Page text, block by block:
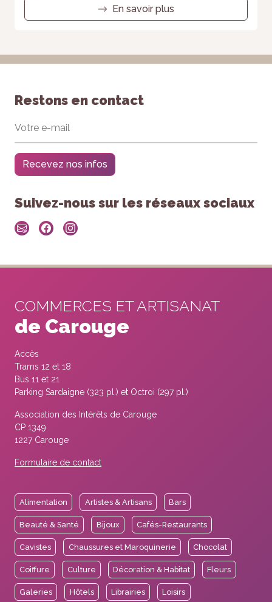
En savoir plus
Restons en contact
Recevez nos infos
Suivez-nous sur les réseaux sociaux
COMMERCES ET ARTISANAT
de Carouge
Accès
Trams 12 et 18
Bus 11 et 21
Parking Sardaigne (323 pl.) et Octroi (297 pl.)
Association des Intérêts de Carouge
CP 1349
1227 Carouge
Formulaire de contact
Alimentation Artistes & Artisans Bars
Beauté & Santé Bijoux Cafés-Restaurants
Cavistes Chaussures et Maroquinerie Chocolat
Coiffure Culture Décoration & Habitat Fleurs
Galeries Hôtels Librairies Loisirs